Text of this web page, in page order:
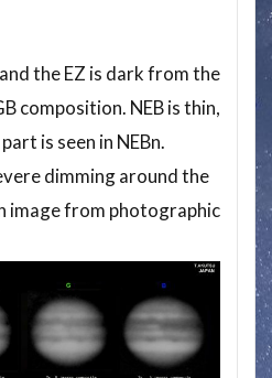
the EZ is dark from the
composition. NEB is thin,
is seen in NEBn.
dimming around the
image from photographic